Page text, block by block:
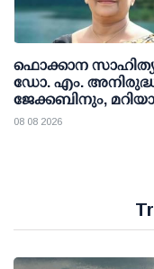
ഫൊക്കാന
ഡോ. എം.
ജേക്കബിനും,
കാനയ്ക്കും
08 08 2026